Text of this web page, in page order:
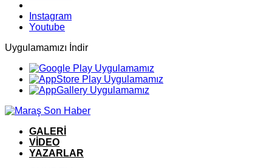
Instagram
Youtube
Uygulamamızı İndir
GALERİ
VİDEO
YAZARLAR